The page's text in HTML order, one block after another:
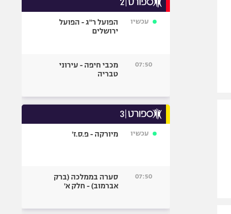
ספורט מוטורי
בייסבול MLB
גיימינג E-Sports
עכשיו
הפועל ר"ג - הפועל
ירושלים
07:50
מכבי חיפה - עירוני
טבריה
עכשיו מיורקה - פ.ס.ז'
07:50
סערה בממלכה (ברק
אברמוב) - חלק א'